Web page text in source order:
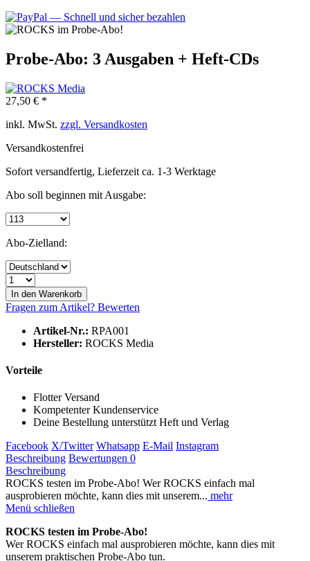
Probe-Abo: 3 Ausgaben + Heft-CDs
27,50 € *
inkl. MwSt. zzgl. Versandkosten
Versandkostenfrei
Sofort versandfertig, Lieferzeit ca. 1-3 Werktage
Abo soll beginnen mit Ausgabe:
Abo-Zielland:
In den Warenkorb
Fragen zum Artikel? Bewerten
Artikel-Nr.: RPA001
Hersteller: ROCKS Media
Vorteile
Flotter Versand
Kompetenter Kundenservice
Deine Bestellung unterstützt Heft und Verlag
Facebook X/Twitter Whatsapp E-Mail Instagram
Beschreibung Bewertungen 0
Beschreibung
ROCKS testen im Probe-Abo! Wer ROCKS einfach mal
ausprobieren möchte, kann dies mit unserem... mehr
Menü schließen
ROCKS testen im Probe-Abo!
Wer ROCKS einfach mal ausprobieren möchte, kann dies mit
unserem praktischen Probe-Abo tun.